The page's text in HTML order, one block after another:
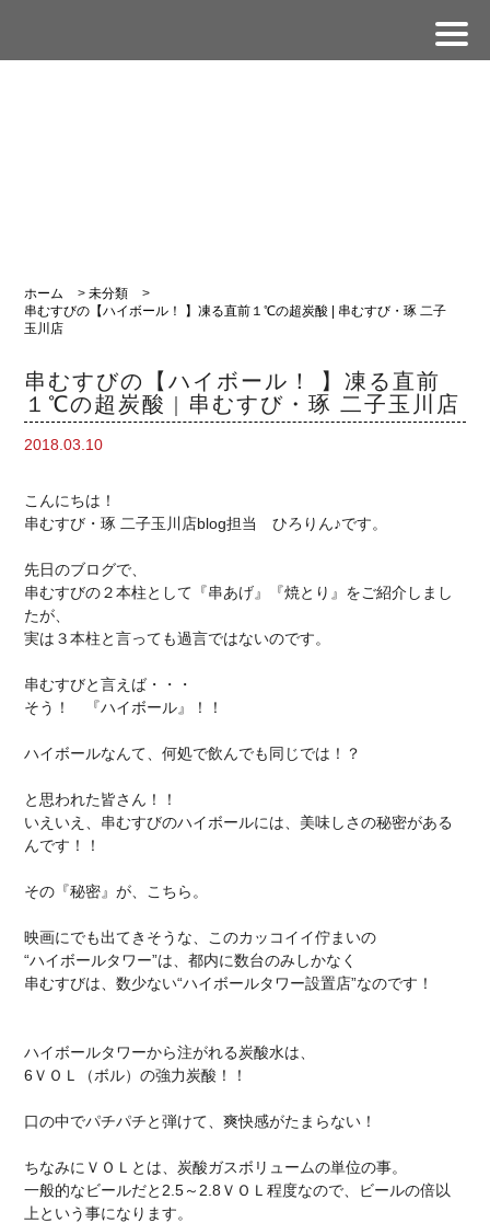
ホーム >未分類
>
串むすびの【ハイボール！ 】凍る直前１℃の超炭酸 | 串むすび・琢 二子
玉川店
串むすびの【ハイボール！ 】凍る直前
１℃の超炭酸 | 串むすび・琢 二子玉川店
2018.03.10
こんにちは！
串むすび・琢 二子玉川店blog担当ひろりん♪です。
先日のブログで、
串むすびの２本柱として『串あげ』『焼とり』をご紹介しまし
たが、
実は３本柱と言っても過言ではないのです。
串むすびと言えば・・・
そう！
『ハイボール』 ！！
ハイボールなんて、何処で飲んでも同じでは！？
と思われた皆さん！！
いえいえ、串むすびのハイボールには、美味しさの秘密がある
んです！！
その『秘密』が、こちら。
映画にでも出てきそうな、このカッコイイ佇まいの
“ハイボールタワー”は、都内に数台のみしかなく
串むすびは、数少ない“ハイボールタワー設置店”なのです！
ハイボールタワーから注がれる炭酸水は、
6ＶＯＬ（ボル）の強力炭酸！！
口の中でパチパチと弾けて、爽快感がたまらない！
ちなみにＶＯＬとは、炭酸ガスボリュームの単位の事。
一般的なビールだと2.5～2.8ＶＯＬ程度なので、ビールの倍以
上という事になります。